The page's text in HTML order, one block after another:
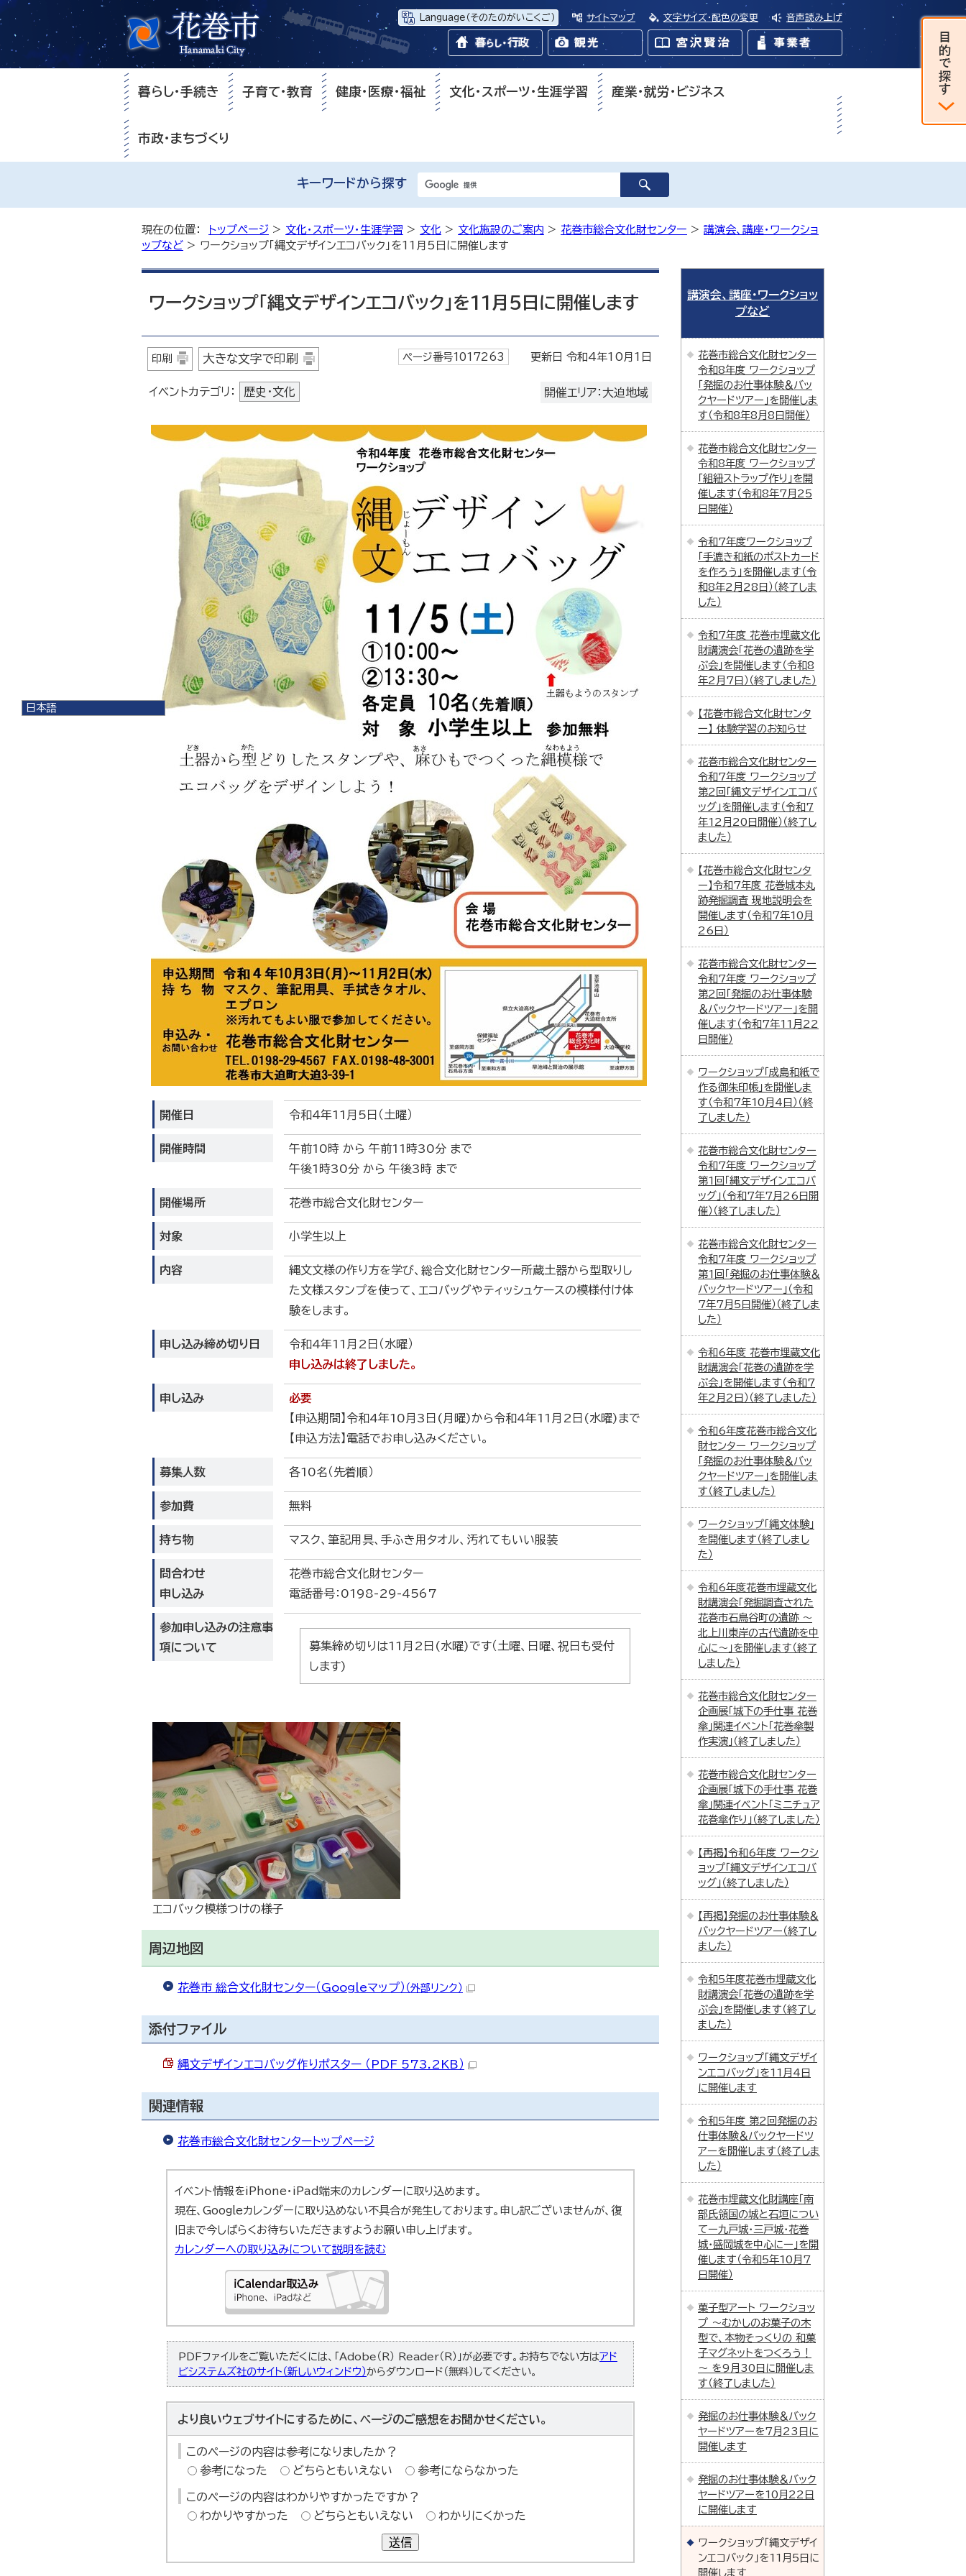
Language （そのたのがいこくご） サイトマップ 文字サイズ・配色の変更 音声読み上げ
日本語
暮らし・手続き 子育て・教育 健康・医療・福祉 文化・スポーツ・生涯学習 産業・就労・ビジネス
市政・まちづくり
キーワードから探す
現在の位置： トップページ > 文化・スポーツ・生涯学習 > 文化 > 文化施設のご案内 > 花巻市総合文化財センター > 講演会、講座・ワークショ
ップなど > ワークショップ「縄文デザインエコバック」を11月5日に開催します
ワークショップ「縄文デザインエコバック」を11月5日に開催します
印刷 大きな文字で印刷 ページ番号1017263 更新日 令和4年10月1日
イベントカテゴリ： 歴史・文化 開催エリア：大迫地域
開催日 令和4年11月5日（土曜）
開催時間
午前10時 から 午前11時30分 まで
午後1時30分 から 午後3時 まで
開催場所 花巻市総合文化財センター
対象 小学生以上
内容
縄文文様の作り方を学び、総合文化財センター所蔵土器から型取りし
た文様スタンプを使って、エコバッグやティッシュケースの模様付け体
験をします。
申し込み締め切り日
令和4年11月2日（水曜）
申し込みは終了しました。
申し込み
必要
【申込期間】令和4年10月3日(月曜)から令和4年11月2日(水曜)まで
【申込方法】電話でお申し込みください。
募集人数 各10名（先着順）
参加費 無料
持ち物 マスク、筆記用具、手ふき用タオル、汚れてもいい服装
問合わせ
申し込み
花巻市総合文化財センター
電話番号：0198-29-4567
参加申し込みの注意事
項について
募集締め切りは11月2日(水曜)です（土曜、日曜、祝日も受付
します)
エコバック模様つけの様子
周辺地図
花巻市 総合文化財センター（Googleマップ） （外部リンク）
添付ファイル
縄文デザインエコバッグ作りポスター （PDF 573.2KB）
関連情報
花巻市総合文化財センタートップページ
イベント情報をiPhone・iPad端末のカレンダーに取り込めます。
現在、Googleカレンダーに取り込めない不具合が発生しております。申し訳ございませんが、復
旧まで今しばらくお待ちいただきますようお願い申し上げます。
カレンダーへの取り込みについて説明を読む
PDFファイルをご覧いただくには、「Adobe（R） Reader（R）」が必要です。お持ちでない方はアド
ビシステムズ社のサイト（新しいウィンドウ）からダウンロード（無料）してください。
より良いウェブサイトにするために、ページのご感想をお聞かせください。
このページの内容は参考になりましたか？
参考になった
どちらともいえない 参考にならなかった
このページの内容はわかりやすかったですか？
わかりやすかった
どちらともいえない わかりにくかった
送信
講演会、講座・ワークショッ
プなど
花巻市総合文化財センター
令和8年度 ワークショップ
「発掘のお仕事体験＆バッ
クヤードツアー」を開催しま
す（令和8年8月8日開催）
花巻市総合文化財センター
令和8年度 ワークショップ
「組紐ストラップ作り」を開
催します（令和8年7月25
日開催）
令和7年度ワークショップ
「手漉き和紙のポストカード
を作ろう」を開催します（令
和8年2月28日）（終了しま
した）
令和7年度 花巻市埋蔵文化
財講演会「花巻の遺跡を学
ぶ会」を開催します（令和8
年2月7日）（終了しました）
【花巻市総合文化財センタ
ー】 体験学習のお知らせ
花巻市総合文化財センター
令和7年度 ワークショップ
第2回「縄文デザインエコバ
ッグ」を開催します（令和7
年12月20日開催）（終了し
ました）
【花巻市総合文化財センタ
ー】令和7年度 花巻城本丸
跡発掘調査 現地説明会を
開催します（令和7年10月
26日）
花巻市総合文化財センター
令和7年度 ワークショップ
第2回「発掘のお仕事体験
＆バックヤードツアー」を開
催します（令和7年11月22
日開催）
ワークショップ「成島和紙で
作る御朱印帳」を開催しま
す（令和7年10月4日）（終
了しました）
花巻市総合文化財センター
令和7年度 ワークショップ
第1回「縄文デザインエコバ
ッグ」（令和7年7月26日開
催）（終了しました）
花巻市総合文化財センター
令和7年度 ワークショップ
第1回「発掘のお仕事体験＆
バックヤードツアー」（令和
7年7月5日開催）（終了しま
した）
令和6年度 花巻市埋蔵文化
財講演会「花巻の遺跡を学
ぶ会」を開催します（令和7
年2月2日）（終了しました）
令和6年度花巻市総合文化
財センター ワークショップ
「発掘のお仕事体験＆バッ
クヤードツアー」を開催しま
す（終了しました）
ワークショップ「縄文体験」
を開催します（終了しまし
た）
令和6年度花巻市埋蔵文化
財講演会「発掘調査された
花巻市石鳥谷町の遺跡 ～
北上川東岸の古代遺跡を中
心に～」を開催します（終了
しました）
花巻市総合文化財センター
企画展「城下の手仕事 花巻
傘」関連イベント「花巻傘製
作実演」（終了しました）
花巻市総合文化財センター
企画展「城下の手仕事 花巻
傘」関連イベント「ミニチュア
花巻傘作り」（終了しました）
【再掲】令和6年度 ワークシ
ョップ「縄文デザインエコバ
ッグ」（終了しました）
【再掲】発掘のお仕事体験＆
バックヤードツアー（終了し
ました）
令和5年度花巻市埋蔵文化
財講演会「花巻の遺跡を学
ぶ会」を開催します（終了し
ました）
ワークショップ「縄文デザイ
ンエコバッグ」を11月4日
に開催します
令和5年度 第2回発掘のお
仕事体験＆バックヤードツ
アーを開催します（終了しま
した）
花巻市埋蔵文化財講座「南
部氏領国の城と石垣につい
てー九戸城・三戸城・花巻
城・盛岡城を中心にー」を開
催します（令和5年10月7
日開催）
菓子型アート ワークショッ
プ ～むかしのお菓子の木
型で、本物そっくりの 和菓
子マグネットをつくろう！
～ を9月30日に開催しま
す（終了しました）
発掘のお仕事体験＆バック
ヤードツアーを7月23日に
開催します
発掘のお仕事体験＆バック
ヤードツアーを10月22日
に開催します
ワークショップ「縄文デザイ
ンエコバック」を11月5日に
開催します